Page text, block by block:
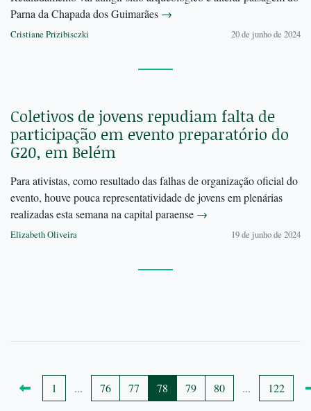
Parna da Chapada dos Guimarães →
Cristiane Prizibisczki 20 de junho de 2024
Coletivos de jovens repudiam falta de
participação em evento preparatório do
G20, em Belém
Para ativistas, como resultado das falhas de organização oficial do
evento, houve pouca representatividade de jovens em plenárias
realizadas esta semana na capital paraense →
Elizabeth Oliveira 19 de junho de 2024
1 ... 76 77 78 79 80 ... 122